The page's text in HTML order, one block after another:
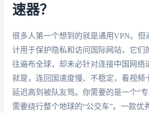
速器？
很多人第一个想到的就是通用VPN。但
计用于保护隐私和访问国际网站，它们
往遍布全球，却未必针对连接中国网络
就是，连回国速度慢、不稳定，看视频
延迟高到被队友骂。你需要的是一个“
需要绕行整个地球的“公交车”。一款优